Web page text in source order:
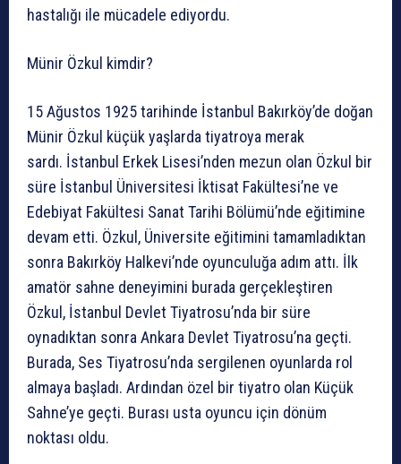
hastalığı ile mücadele ediyordu.
Münir Özkul kimdir?
15 Ağustos 1925 tarihinde İstanbul Bakırköy’de doğan
Münir Özkul küçük yaşlarda tiyatroya merak
sardı. İstanbul Erkek Lisesi’nden mezun olan Özkul bir
süre İstanbul Üniversitesi İktisat Fakültesi’ne ve
Edebiyat Fakültesi Sanat Tarihi Bölümü’nde eğitimine
devam etti. Özkul, Üniversite eğitimini tamamladıktan
sonra Bakırköy Halkevi’nde oyunculuğa adım attı. İlk
amatör sahne deneyimini burada gerçekleştiren
Özkul, İstanbul Devlet Tiyatrosu’nda bir süre
oynadıktan sonra Ankara Devlet Tiyatrosu’na geçti.
Burada, Ses Tiyatrosu’nda sergilenen oyunlarda rol
almaya başladı. Ardından özel bir tiyatro olan Küçük
Sahne’ye geçti. Burası usta oyuncu için dönüm
noktası oldu.